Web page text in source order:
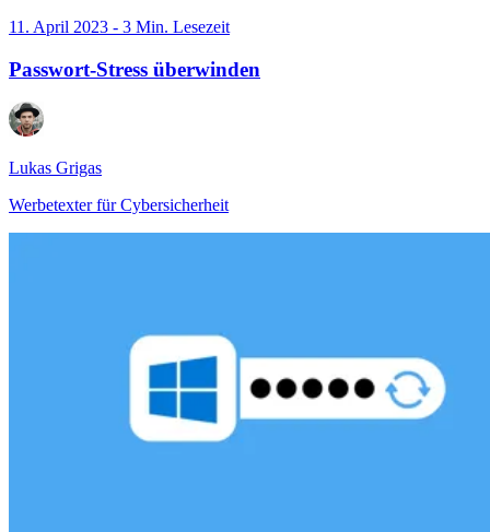
11. April 2023 - 3 Min. Lesezeit
Passwort-Stress überwinden
Lukas Grigas
Werbetexter für Cybersicherheit